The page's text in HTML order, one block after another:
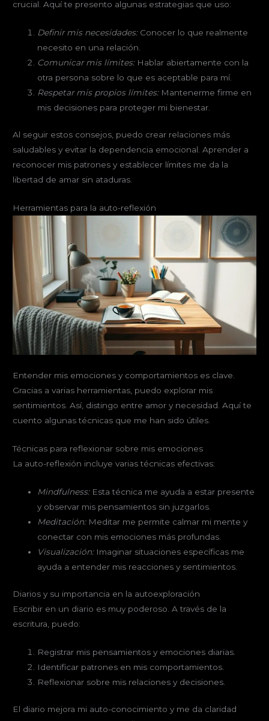
crucial. Aquí te presento algunas estrategias que uso:
Definir mis necesidades:Conocer lo que realmente
necesito en una relación.
Comunicar mis límites:Hablar abiertamente con la
otra persona sobre lo que es aceptable para mí.
Respetar mis propios límites:Mantenerme firme en
mis decisiones para proteger mi bienestar.
Al seguir estos consejos, puedo crear relaciones más
saludables y evitar la dependencia emocional. Aprender a
reconocer mis patrones y establecer límites me da la
libertad de amar sin ataduras.
Herramientas para la auto-reflexión
Entender mis emociones y comportamientos es clave.
Gracias a varias herramientas, puedo explorar mis
sentimientos. Así, distingo entre amor y necesidad. Aquí te
cuento algunas técnicas que me han sido útiles.
Técnicas para reflexionar sobre mis emociones
La auto-reflexión incluye varias técnicas efectivas:
Mindfulness:Esta técnica me ayuda a estar presente
y observar mis pensamientos sin juzgarlos.
Meditación:Meditar me permite calmar mi mente y
conectar con mis emociones más profundas.
Visualización:Imaginar situaciones específicas me
ayuda a entender mis reacciones y sentimientos.
Diarios y su importancia en la autoexploración
Escribir en un diario es muy poderoso. A través de la
escritura, puedo:
Registrar mis pensamientos y emociones diarias.
Identificar patrones en mis comportamientos.
Reflexionar sobre mis relaciones y decisiones.
El diario mejora mi auto-conocimiento y me da claridad